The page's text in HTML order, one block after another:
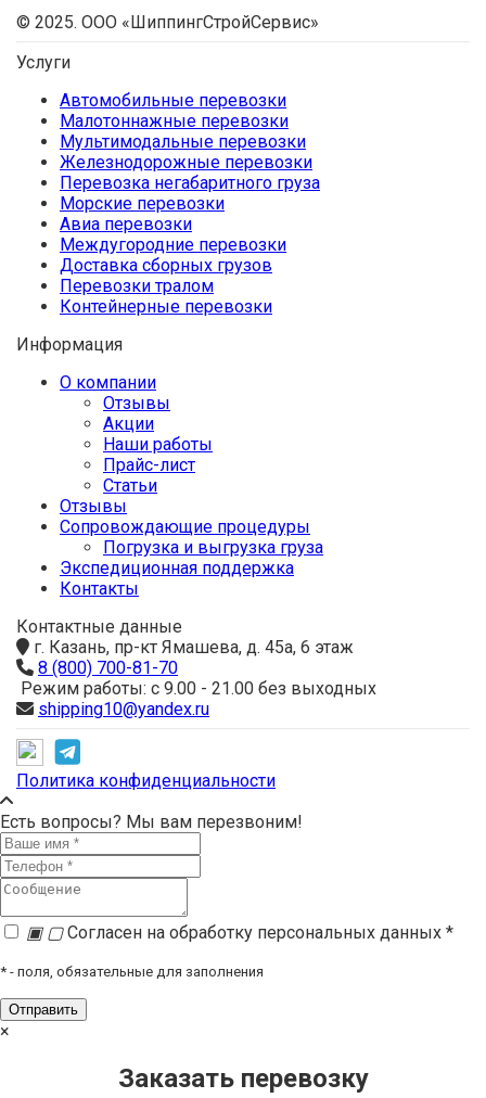
© 2025. ООО «ШиппингСтройСервис»
Услуги
Автомобильные перевозки
Малотоннажные перевозки
Мультимодальные перевозки
Железнодорожные перевозки
Перевозка негабаритного груза
Морские перевозки
Авиа перевозки
Междугородние перевозки
Доставка сборных грузов
Перевозки тралом
Контейнерные перевозки
Информация
О компании
Отзывы
Акции
Наши работы
Прайс-лист
Статьи
Отзывы
Сопровождающие процедуры
Погрузка и выгрузка груза
Экспедиционная поддержка
Контакты
Контактные данные
г. Казань, пр-кт Ямашева, д. 45а, 6 этаж
8 (800) 700-81-70
Режим работы: с 9.00 - 21.00 без выходных
shipping10@yandex.ru
Политика конфиденциальности
Есть вопросы? Мы вам перезвоним!
▣ ▢Согласен на обработку персональных данных *
* - поля, обязательные для заполнения
×
Заказать перевозку